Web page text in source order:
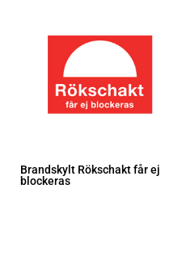
Brandskylt Rökschakt får ej
blockeras